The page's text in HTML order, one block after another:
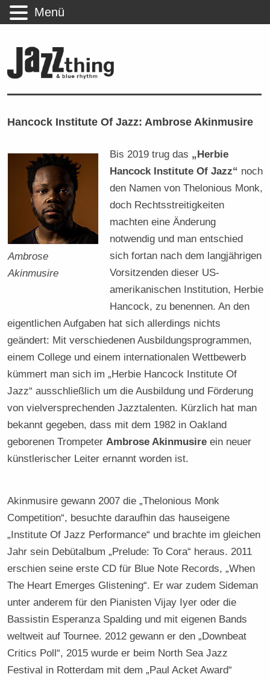
Hancock Institute Of Jazz: Ambrose Akinmusire
Ambrose
Akinmusire
Bis 2019 trug das „Herbie
Hancock Institute Of Jazz“ noch
den Namen von Thelonious Monk,
doch Rechtsstreitigkeiten
machten eine Änderung
notwendig und man entschied
sich fortan nach dem langjährigen
Vorsitzenden dieser US-
amerikanischen Institution, Herbie
Hancock, zu benennen. An den
eigentlichen Aufgaben hat sich allerdings nichts
geändert: Mit verschiedenen Ausbildungsprogrammen,
einem College und einem internationalen Wettbewerb
kümmert man sich im „Herbie Hancock Institute Of
Jazz“ ausschließlich um die Ausbildung und Förderung
von vielversprechenden Jazztalenten. Kürzlich hat man
bekannt gegeben, dass mit dem 1982 in Oakland
geborenen Trompeter Ambrose Akinmusire ein neuer
künstlerischer Leiter ernannt worden ist.
Akinmusire gewann 2007 die „Thelonious Monk
Competition“, besuchte daraufhin das hauseigene
„Institute Of Jazz Performance“ und brachte im gleichen
Jahr sein Debütalbum „Prelude: To Cora“ heraus. 2011
erschien seine erste CD für Blue Note Records, „When
The Heart Emerges Glistening“. Er war zudem Sideman
unter anderem für den Pianisten Vijay Iyer oder die
Bassistin Esperanza Spalding und mit eigenen Bands
weltweit auf Tournee. 2012 gewann er den „Downbeat
Critics Poll“, 2015 wurde er beim North Sea Jazz
Festival in Rotterdam mit dem „Paul Acket Award“
Menü